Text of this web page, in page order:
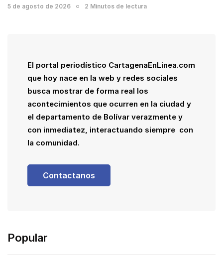
5 de agosto de 2026 2 Minutos de lectura
El portal periodístico CartagenaEnLinea.com
que hoy nace en la web y redes sociales
busca mostrar de forma real los
acontecimientos que ocurren en la ciudad y
el departamento de Bolívar verazmente y
con inmediatez, interactuando siempre con
la comunidad.
Contactanos
Popular